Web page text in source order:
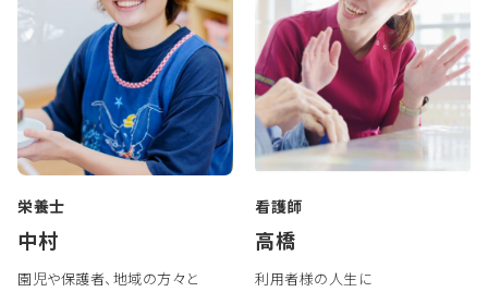
栄養士
中村
園児や保護者、地域の方々と
看護師
高橋
利用者様の人生に